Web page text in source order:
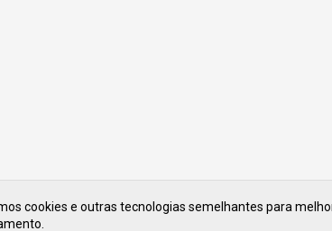
cookies e outras tecnologias semelhantes para